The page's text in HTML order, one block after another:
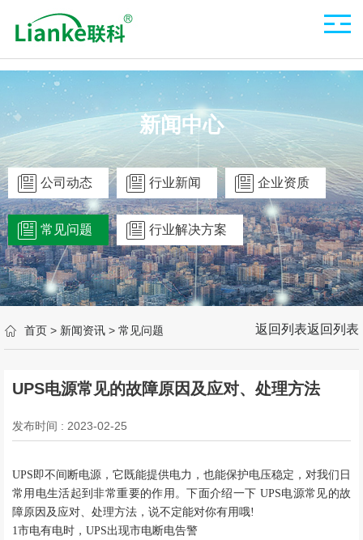
新闻中心
公司动态 行业新闻 企业资质
常见问题 行业解决方案
首页 > 新闻资讯 > 常见问题 返回列表
返回列表
UPS电源常见的故障原因及应对、处理方法
发布时间 : 2023-02-25
UPS即不间断电源，它既能提供电力，也能保护电压稳定，对我们日
常用电生活起到非常重要的作用。下面介绍一下 UPS电源常见的故
障原因及应对、处理方法，说不定能对你有用哦!
1市电有电时，UPS出现市电断电告警